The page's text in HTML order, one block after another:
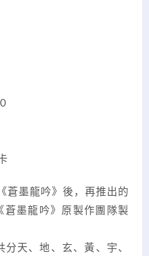
蒼墨龍吟》後，再推出的
蒼墨龍吟》原製作團隊製
天、地、玄、黃、宇、